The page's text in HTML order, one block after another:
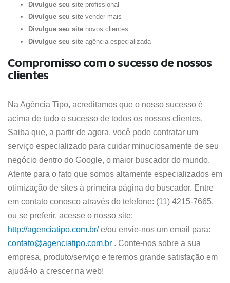
Divulgue seu site profissional
Divulgue seu site vender mais
Divulgue seu site novos clientes
Divulgue seu site agência especializada
Compromisso com o sucesso de nossos
clientes
Na Agência Tipo, acreditamos que o nosso sucesso é
acima de tudo o sucesso de todos os nossos clientes.
Saiba que, a partir de agora, você pode contratar um
serviço especializado para cuidar minuciosamente de seu
negócio dentro do Google, o maior buscador do mundo.
Atente para o fato que somos altamente especializados em
otimização de sites à primeira página do buscador. Entre
em contato conosco através do telefone: (11) 4215-7665,
ou se preferir, acesse o nosso site:
http://agenciatipo.com.br/e/ou envie-nos um email para:
contato@agenciatipo.com.br . Conte-nos sobre a sua
empresa, produto/serviço e teremos grande satisfação em
ajudá-lo a crescer na web!